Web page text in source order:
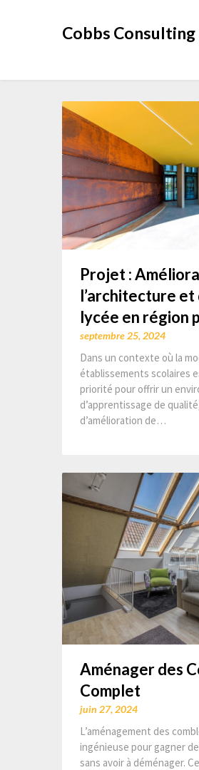
Cobbs Consulting
Projet :
l’architecture et
lycée en région
septembre 25, 2024
Dans un contexte où la
établissements scolaires
priorité pour offrir un
d’apprentissage de
d’amélioration de…
Aménager des
Complet
juin 27, 2024
L’aménagement des
ingénieuse pour gagner
sans avoir à déménager.